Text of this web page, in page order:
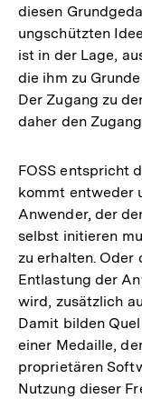
diesen
ungschützten
ist in der Lage,
die ihm zu
Der Zugang zu
daher den
FOSS entspricht
kommt entweder
Anwender, der
selbst initieren
zu erhalten. Oder
Entlastung der
wird, zusätzlich
Damit bilden
einer Medaille,
proprietären
Nutzung dieser